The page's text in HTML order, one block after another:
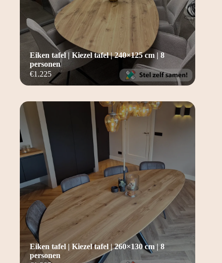
€1.225
Eiken tafel | Kiezel tafel | 240×125 cm | 8
personen
Eiken tafel | Kiezel tafel | 260×130 cm | 8
personen